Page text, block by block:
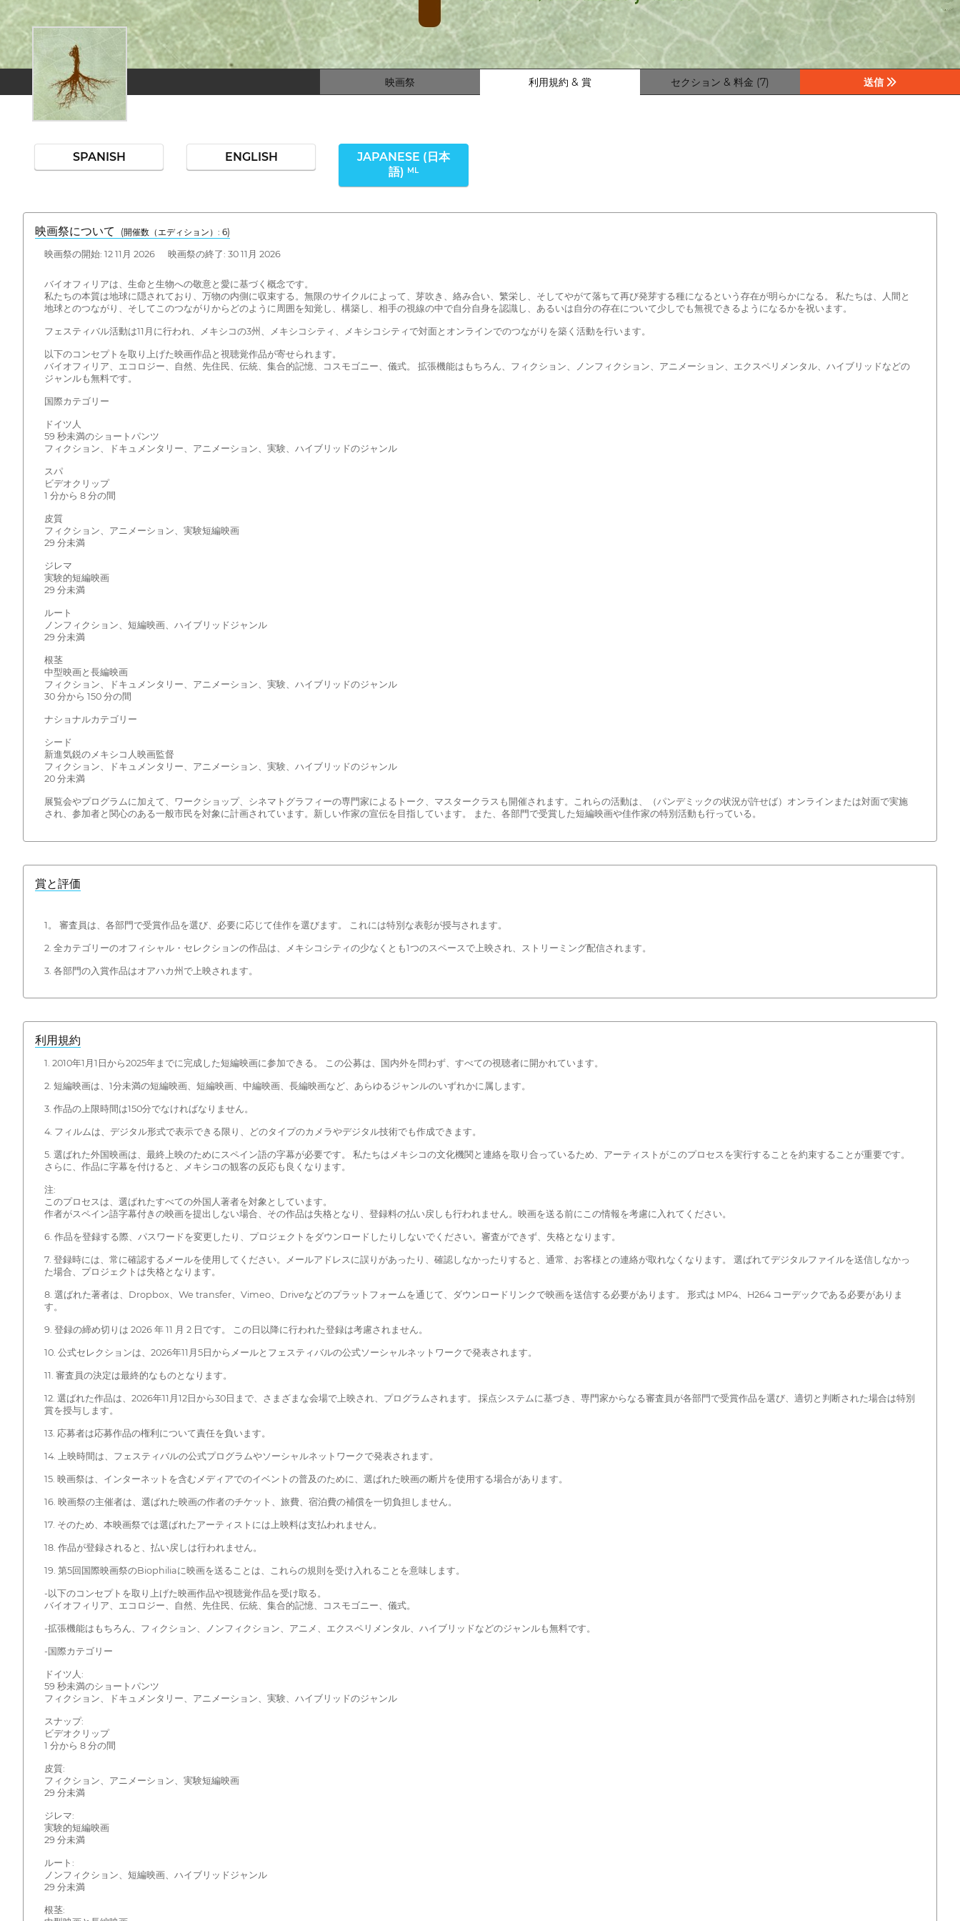
映画祭 利用規約 & 賞 セクション & 料金 (7) 送信
SPANISH ENGLISH
JAPANESE (日本
語) ML
映画祭について (開催数（エディション）: 6)
映画祭の開始: 12 11月 2026 映画祭の終了: 30 11月 2026
バイオフィリアは、生命と生物への敬意と愛に基づく概念です。
私たちの本質は地球に隠されており、万物の内側に収束する。無限のサイクルによって、芽吹き、絡み合い、繁栄し、そしてやがて落ちて再び発芽する種になるという存在が明らかになる。 私たちは、人間と
地球とのつながり、そしてこのつながりからどのように周囲を知覚し、構築し、相手の視線の中で自分自身を認識し、あるいは自分の存在について少しでも無視できるようになるかを祝います。
フェスティバル活動は11月に行われ、メキシコの3州、メキシコシティ、メキシコシティで対面とオンラインでのつながりを築く活動を行います。
以下のコンセプトを取り上げた映画作品と視聴覚作品が寄せられます。
バイオフィリア、エコロジー、自然、先住民、伝統、集合的記憶、コスモゴニー、儀式。 拡張機能はもちろん、フィクション、ノンフィクション、アニメーション、エクスペリメンタル、ハイブリッドなどの
ジャンルも無料です。
国際カテゴリー
ドイツ人
59 秒未満のショートパンツ
フィクション、ドキュメンタリー、アニメーション、実験、ハイブリッドのジャンル
スパ
ビデオクリップ
1 分から 8 分の間
皮質
フィクション、アニメーション、実験短編映画
29 分未満
ジレマ
実験的短編映画
29 分未満
ルート
ノンフィクション、短編映画、ハイブリッドジャンル
29 分未満
根茎
中型映画と長編映画
フィクション、ドキュメンタリー、アニメーション、実験、ハイブリッドのジャンル
30 分から 150 分の間
ナショナルカテゴリー
シード
新進気鋭のメキシコ人映画監督
フィクション、ドキュメンタリー、アニメーション、実験、ハイブリッドのジャンル
20 分未満
展覧会やプログラムに加えて、ワークショップ、シネマトグラフィーの専門家によるトーク、マスタークラスも開催されます。これらの活動は、（パンデミックの状況が許せば）オンラインまたは対面で実施
され、参加者と関心のある一般市民を対象に計画されています。新しい作家の宣伝を目指しています。 また、各部門で受賞した短編映画や佳作家の特別活動も行っている。
賞と評価
1。 審査員は、各部門で受賞作品を選び、必要に応じて佳作を選びます。 これには特別な表彰が授与されます。
2. 全カテゴリーのオフィシャル・セレクションの作品は、メキシコシティの少なくとも1つのスペースで上映され、ストリーミング配信されます。
3. 各部門の入賞作品はオアハカ州で上映されます。
利用規約
1. 2010年1月1日から2025年までに完成した短編映画に参加できる。 この公募は、国内外を問わず、すべての視聴者に開かれています。
2. 短編映画は、1分未満の短編映画、短編映画、中編映画、長編映画など、あらゆるジャンルのいずれかに属します。
3. 作品の上限時間は150分でなければなりません。
4. フィルムは、デジタル形式で表示できる限り、どのタイプのカメラやデジタル技術でも作成できます。
5. 選ばれた外国映画は、最終上映のためにスペイン語の字幕が必要です。 私たちはメキシコの文化機関と連絡を取り合っているため、アーティストがこのプロセスを実行することを約束することが重要です。
さらに、作品に字幕を付けると、メキシコの観客の反応も良くなります。
注:
このプロセスは、選ばれたすべての外国人著者を対象としています。
作者がスペイン語字幕付きの映画を提出しない場合、その作品は失格となり、登録料の払い戻しも行われません。映画を送る前にこの情報を考慮に入れてください。
6. 作品を登録する際、パスワードを変更したり、プロジェクトをダウンロードしたりしないでください。審査ができず、失格となります。
7. 登録時には、常に確認するメールを使用してください。メールアドレスに誤りがあったり、確認しなかったりすると、通常、お客様との連絡が取れなくなります。 選ばれてデジタルファイルを送信しなかっ
た場合、プロジェクトは失格となります。
8. 選ばれた著者は、Dropbox、We transfer、Vimeo、Driveなどのプラットフォームを通じて、ダウンロードリンクで映画を送信する必要があります。 形式は MP4、H264 コーデックである必要がありま
す。
9. 登録の締め切りは 2026 年 11 月 2 日です。 この日以降に行われた登録は考慮されません。
10. 公式セレクションは、2026年11月5日からメールとフェスティバルの公式ソーシャルネットワークで発表されます。
11. 審査員の決定は最終的なものとなります。
12. 選ばれた作品は、2026年11月12日から30日まで、さまざまな会場で上映され、プログラムされます。 採点システムに基づき、専門家からなる審査員が各部門で受賞作品を選び、適切と判断された場合は特別
賞を授与します。
13. 応募者は応募作品の権利について責任を負います。
14. 上映時間は、フェスティバルの公式プログラムやソーシャルネットワークで発表されます。
15. 映画祭は、インターネットを含むメディアでのイベントの普及のために、選ばれた映画の断片を使用する場合があります。
16. 映画祭の主催者は、選ばれた映画の作者のチケット、旅費、宿泊費の補償を一切負担しません。
17. そのため、本映画祭では選ばれたアーティストには上映料は支払われません。
18. 作品が登録されると、払い戻しは行われません。
19. 第5回国際映画祭のBiophiliaに映画を送ることは、これらの規則を受け入れることを意味します。
-以下のコンセプトを取り上げた映画作品や視聴覚作品を受け取る。
バイオフィリア、エコロジー、自然、先住民、伝統、集合的記憶、コスモゴニー、儀式。
-拡張機能はもちろん、フィクション、ノンフィクション、アニメ、エクスペリメンタル、ハイブリッドなどのジャンルも無料です。
-国際カテゴリー
ドイツ人:
59 秒未満のショートパンツ
フィクション、ドキュメンタリー、アニメーション、実験、ハイブリッドのジャンル
スナップ:
ビデオクリップ
1 分から 8 分の間
皮質:
フィクション、アニメーション、実験短編映画
29 分未満
ジレマ:
実験的短編映画
29 分未満
ルート:
ノンフィクション、短編映画、ハイブリッドジャンル
29 分未満
根茎: